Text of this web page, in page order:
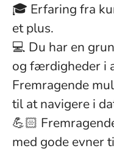
🎓 Erfaring fra
et plus.
💻 Du har en
og færdigheder i
Fremragende
til at navigere i
💪🏻
med gode evner